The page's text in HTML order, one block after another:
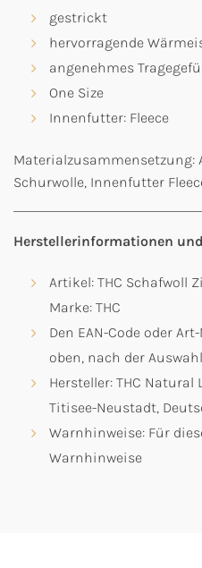
gestrickt
hervorragende
angenehmes
One Size
Innenfutter: Fleece
Materialzusammensetzung:
Schurwolle, Innenfutter
Herstellerinformationen
Artikel: THC Schafwoll
Marke: THC
Den EAN-Code oder
oben, nach der
Hersteller: THC Natural
Titisee-Neustadt,
Warnhinweise: Für
Warnhinweise